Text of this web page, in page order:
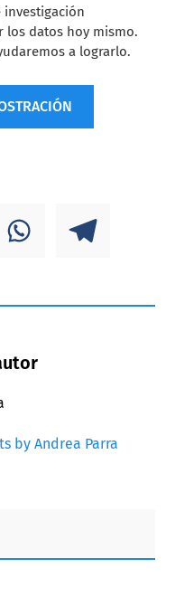
investigación
los datos hoy mismo.
a lograrlo.
by Andrea Parra